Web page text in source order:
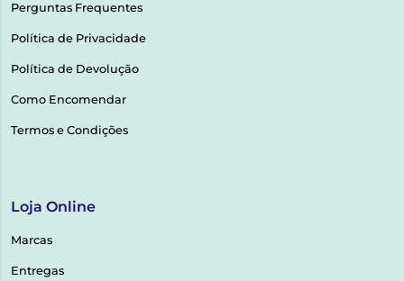
Perguntas Frequentes
Política de Privacidade
Política de Devolução
Como Encomendar
Termos e Condições
Loja Online
Marcas
Entregas